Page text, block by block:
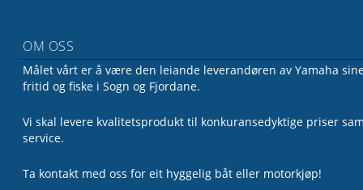
OM OSS
Målet vårt er å være den leiande leverandøren av Yamaha
fritid og fiske i Sogn og Fjordane.
Vi skal levere kvalitetsprodukt til konkuransedyktige priser
service.
Ta kontakt med oss for eit hyggelig båt eller motorkjøp!